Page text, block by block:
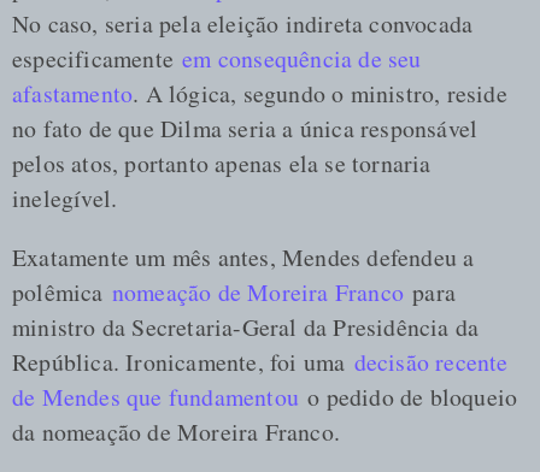
No caso, seria pela eleição indireta convocada
especificamenteem consequência de seu
afastamento. A lógica, segundo o ministro, reside
no fato de que Dilma seria a única responsável
pelos atos, portanto apenas ela se tornaria
inelegível.
Exatamente um mês antes, Mendes defendeu a
polêmica nomeação de Moreira Francopara
ministro da Secretaria-Geral da Presidência da
República. Ironicamente, foi uma decisão recente
de Mendes que fundamentou o pedido de bloqueio
da nomeação de Moreira Franco.